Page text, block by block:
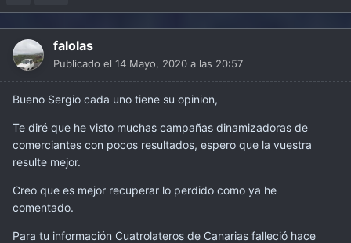
falolas
Publicado el 14 Mayo, 2020 a las 20:57
Bueno Sergio cada uno tiene su opinion,
Te diré que he visto muchas campañas dinamizadoras de
comerciantes con pocos resultados, espero que la vuestra
resulte mejor.
Creo que es mejor recuperar lo perdido como ya he
comentado.
Para tu información Cuatrolateros de Canarias falleció hace